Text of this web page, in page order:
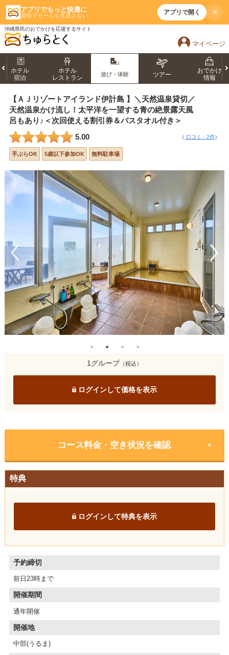
アプリでもっと快適に
通知でセールも見逃さない アプリで開く ×
沖縄県民のおでかけを応援するサイト
マイページ
ホテル
宿泊
ホテル
レストラン
遊び・体験 ツアー
おでかけ
情報
【ＡＪリゾートアイランド伊計島 】＼天然温泉貸切／
天然温泉かけ流し！太平洋を一望する青の絶景露天風
呂もあり♪＜次回使える割引券＆バスタオル付き＞
5.00
（ 口コミ：2件）
手ぶらOK 5歳以下参加OK 無料駐車場
1グループ （税込）
ログインして価格を表示
コース料金・空き状況を確認
特典
ログインして特典を表示
予約締切
前日23時まで
開催期間
通年開催
開催地
中部(うるま)